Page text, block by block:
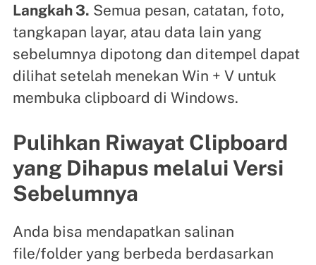
Langkah 3. Semua pesan, catatan, foto,
tangkapan layar, atau data lain yang
sebelumnya dipotong dan ditempel dapat
dilihat setelah menekan Win + V untuk
membuka clipboard di Windows.
Pulihkan Riwayat Clipboard
yang Dihapus melalui Versi
Sebelumnya
Anda bisa mendapatkan salinan
file/folder yang berbeda berdasarkan